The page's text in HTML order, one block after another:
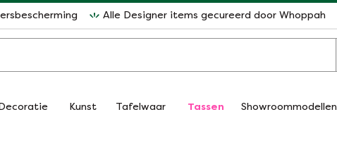
Alle Designer items gecureerd door Whoppah
Kunst Tafelwaar Tassen Showroommodellen